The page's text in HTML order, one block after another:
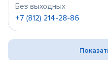
Без выходных
+7 (812) 214-28-86